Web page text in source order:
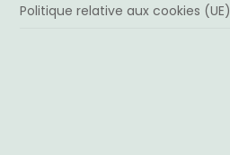
Politique relative aux cookies (UE)